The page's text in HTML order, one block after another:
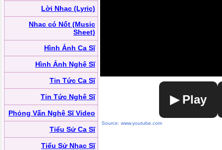
Lời Nhạc (Lyric)
Nhạc có Nốt (Music
Sheet)
Hình Ảnh Ca Sĩ
Hình Ảnh Nghệ Sĩ
Tin Tức Ca Sĩ
Tin Tức Nghệ Sĩ
Phỏng Vấn Nghệ Sĩ Video
Tiểu Sử Ca Sĩ
Tiểu Sử Nhạc Sĩ
▶ Play
Source: www.youtube.com